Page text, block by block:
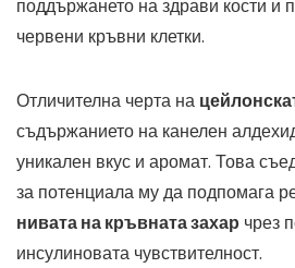
поддържането на здрави кости и
червени кръвни клетки.
Отличителна черта на
съдържанието на канелен
уникален вкус и аромат. Това
за потенциала му да подпомага
нивата на кръвната захар чрез
инсулиновата чувствителност.